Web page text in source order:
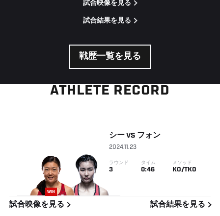
試合映像を見る
試合結果を見る
戦歴一覧を見る
ATHLETE RECORD
WIN
シー VS フォン
2024.11.23
ラウンド
3
タイム
0:46
メソッド
KO/TKO
試合映像を見る 試合結果を見る